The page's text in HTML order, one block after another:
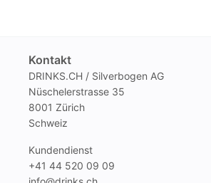
Kontakt
DRINKS.CH / Silverbogen AG
Nüschelerstrasse 35
8001 Zürich
Schweiz
Kundendienst
+41 44 520 09 09